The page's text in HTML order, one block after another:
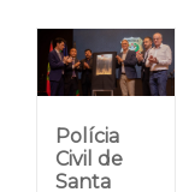
Polícia
Civil de
Santa